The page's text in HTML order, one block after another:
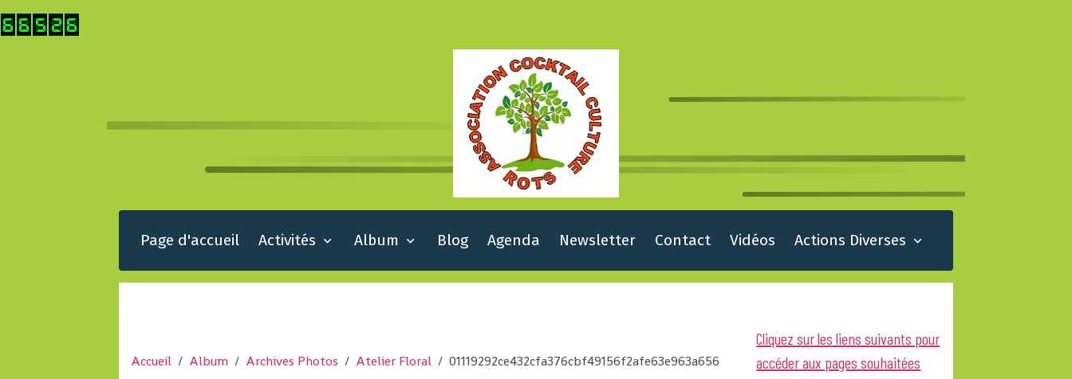
Page d'accueil Activités Album Blog Agenda Newsletter Contact Vidéos Actions Diverses
Accueil Album Archives Photos Atelier Floral 01119292ce432cfa376cbf49156f2afe63e963a656
Cliquez sur les liens suivants pour
accéder aux pages souhaitées